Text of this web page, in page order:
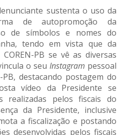
sustenta o uso da
de autopromoção da
de símbolos e nomes do
tendo em vista que da
COREN-PB se vê as diversas
o seu Instagram pessoal
PB, destacando postagem do
vídeo da Presidente se
realizadas pelos fiscais do
da Presidente, inclusive
a fiscalização e postando
desenvolvidas pelos fiscais